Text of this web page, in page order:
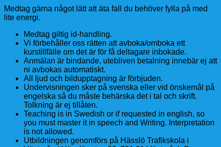
Medtag gärna något lätt att äta fall du behöver fylla på med
lite energi.
Medtag giltig id-handling.
Vi förbehåller oss rätten att avboka/omboka ett
kurstillfälle om det är för få deltagare inbokade.
Anmälan är bindande, utebliven betalning innebär ej att
ni avbokas automatiskt.
All ljud och bildupptagning är förbjuden.
Undervisningen sker på svenska eller vid önskemål på
engelska så du måste behärska det i tal och skrift.
Tolkning är ej tillåten.
Teaching is in Swedish or if requested in english, so
you must master it in speech and Writing. Interpretation
is not allowed.
Utbildningen genomförs på Hässlö Trafikskola i